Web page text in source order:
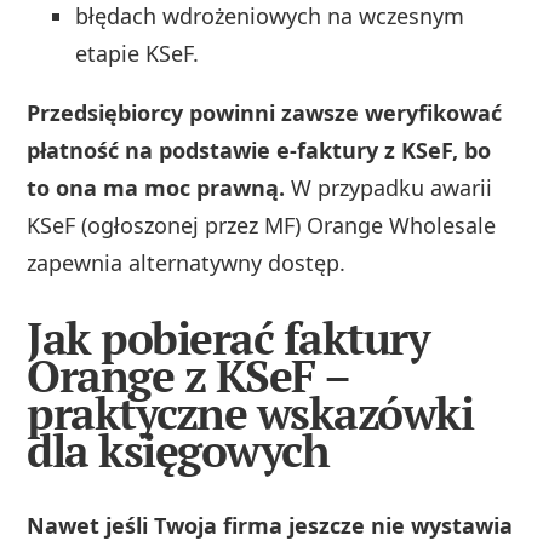
błędach wdrożeniowych na wczesnym
etapie KSeF.
Przedsiębiorcy powinni zawsze weryfikować
płatność na podstawie e‑faktury z KSeF, bo
to ona ma moc prawną. W przypadku awarii
KSeF (ogłoszonej przez MF) Orange Wholesale
zapewnia alternatywny dostęp.
Jak pobierać faktury
Orange z KSeF –
praktyczne wskazówki
dla księgowych
Nawet jeśli Twoja firma jeszcze nie wystawia